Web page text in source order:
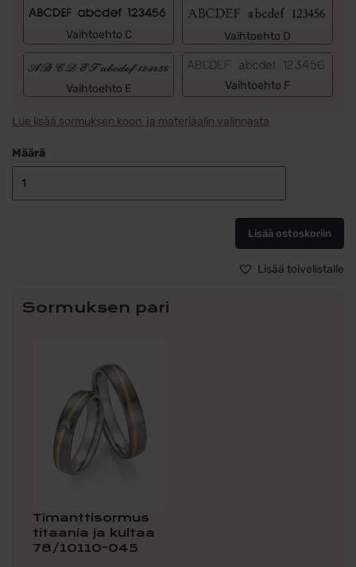
Vaihtoehto C Vaihtoehto D
Vaihtoehto E Vaihtoehto F
Lue lisää sormuksen koon ja materiaalin valinnasta
Määrä
White
Style
Titan
Gold
Lisää ostoskoriin
Lisää toivelistalle
Sormuksen pari
Timanttisormus
titaania ja kultaa
78/10110-045